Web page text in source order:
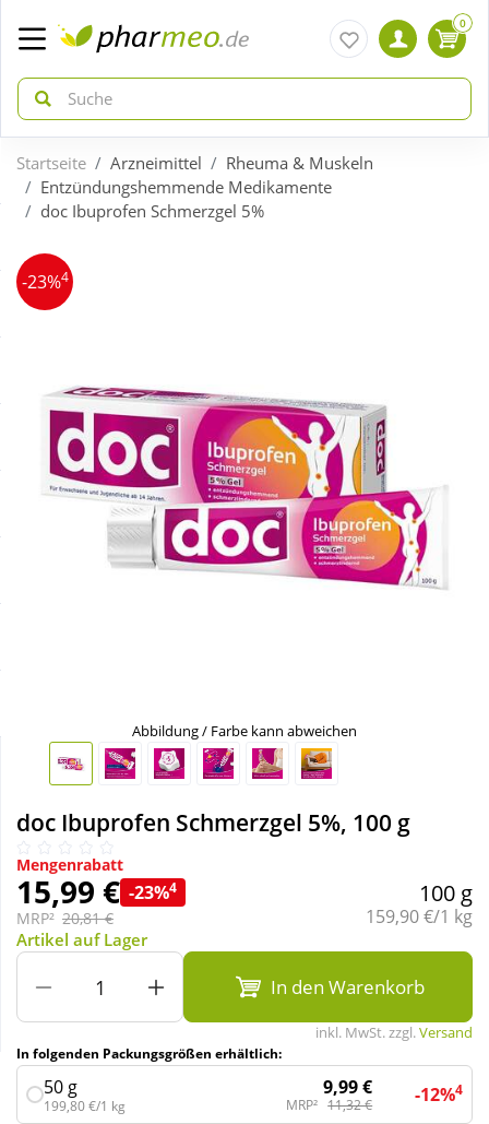
zurück
Aktuelle Coupons
Neuheiten
Sale
Schnäppchen
zurück
Arzneimittel
Diabetes
Körperpflege & Kosmetik
Liebe & Erotik
Natur & Homöopathie
Sanitätshaus
Sport & Fitness
0
Startseite Arzneimittel
Rheuma & Muskeln
Entzündungshemmende Medikamente
doc Ibuprofen Schmerzgel 5%
-23%4
Abbildung / Farbe kann abweichen
doc Ibuprofen Schmerzgel 5%, 100 g
Mengenrabatt
15,99 € -23%4
MRP² 20,81 €
100 g
Grundpreis:
159,90 €/1 kg
Artikel auf Lager
In den Warenkorb
inkl. MwSt. zzgl.Versand
In folgenden Packungsgrößen erhältlich:
50 g
199,80 €/1 kg
9,99 €
MRP² 11,32 € -12%4